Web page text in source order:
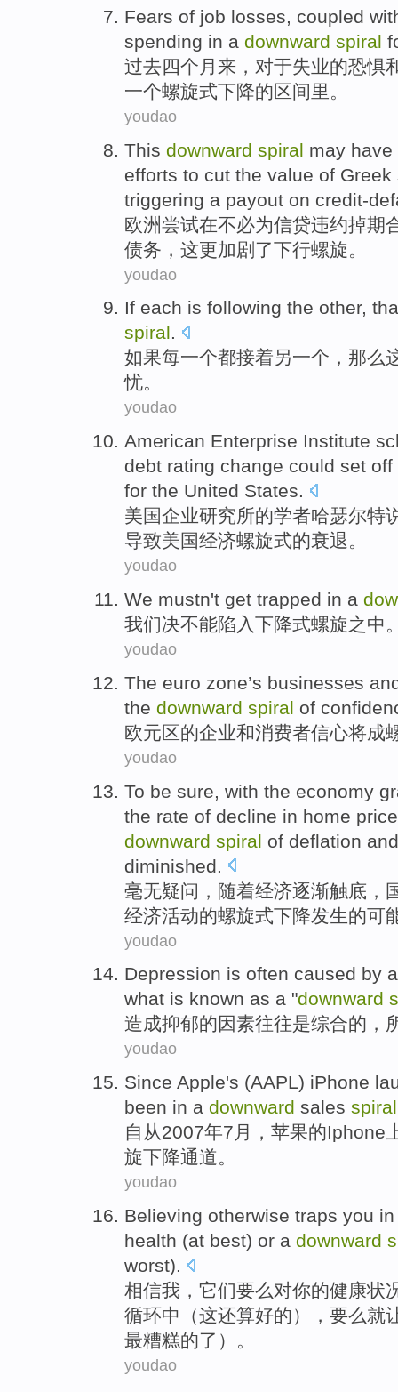
Fears of job losses, coupled
spending in a downward spiral
过去四个 月来， 对于失业的恐惧
一个螺旋式下降的区间里。
youdao
This downward spiral may
efforts to cut the value of Greek
triggering a payout on credit-
欧洲尝试在不必为信贷违约掉期
债务 ， 这更加剧 了下行螺旋 。
youdao
If each is following the other,
spiral.
如果每一个都接着另一个 ， 那么
忧。
youdao
American Enterprise Institute
debt rating change could set
for the United States.
美国企业研究所的学者哈瑟尔特
导致美国经济螺旋式的衰退。
youdao
We mustn't get trapped in a
我们决不能陷入下降式螺旋之中
youdao
The euro zone’s businesses
the downward spiral of
欧元区的企业和消费者信心将成
youdao
To be sure with the economy
the rate of decline in home
downward spiral of deflation
diminished
毫无疑问， 随着经济逐渐触底，
经济活动的螺旋式下降发生的可
youdao
Depression is often caused by
what is known as a "downward
造成抑郁的因素往往是综合的，
youdao
Since Apple's (AAPL) iPhone
been in a downward sales spiral
自从2007年7月 ，苹果的Iphone
旋下降通道。
youdao
Believing otherwise traps you in
health (at best) or a downward
worst).
相信我 ，它们要么对你的健康状
循环中 （这还算好的），要么就
最糟糕的了）。
youdao